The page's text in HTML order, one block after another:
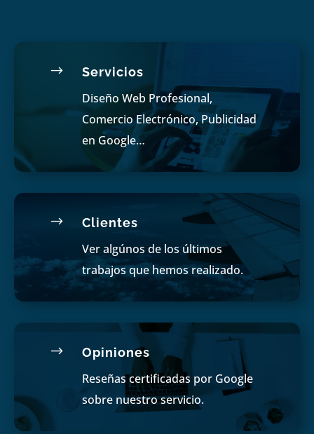
$ Servicios
Diseño Web Profesional,
Comercio Electrónico, Publicidad
en Google…
$ Clientes
Ver algúnos de los últimos
trabajos que hemos realizado.
$ Opiniones
Reseñas certificadas por Google
sobre nuestro servicio.